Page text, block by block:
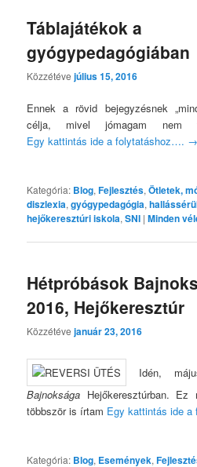
Táblajátékok a
gyógypedagógiában
Közzétévejúlius 15, 2016
Ennek a rövid bejegyzésnek
célja, mivel jómagam nem
Egy kattintás ide a folytatáshoz…. →
Kategória: Blog,Fejlesztés,Ötletek,
diszlexia,gyógypedagógia,
hejőkeresztúri iskola,SNI |Minden
Hétpróbások
2016, Hejőkeresztúr
Közzétévejanuár 23, 2016
Idén,
Bajnoksága Hejőkeresztúrban.
többször is írtam Egy kattintás ide
Kategória: Blog, Események,